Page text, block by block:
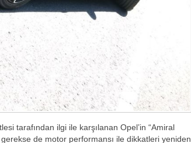
tarafından ilgi ile karşılanan Opel’in “Amiral
de motor performansı ile dikkatleri yeniden